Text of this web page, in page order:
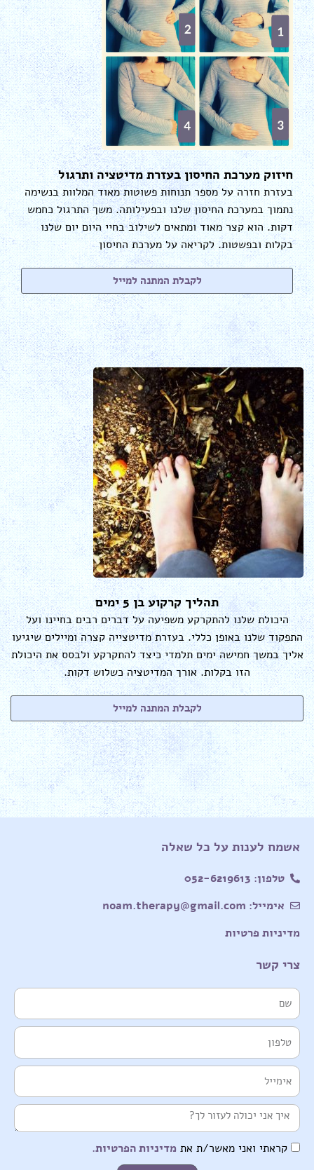
חיזוק מערכת החיסון בעזרת מדיטציה ותרגול
בעזרת חזרה על מספר תנוחות פשוטות מאוד המלוות בנשימה
נתמוך במערכת החיסון שלנו ובפעילותה. משך התרגול כחמש
דקות. הוא קצר מאוד ומתאים לשילוב בחיי היום יום שלנו
בקלות ובפשטות. לקריאה על מערכת החיסון
לקבלת המתנה למייל
תהליך קרקוע בן 5 ימים
היכולת שלנו להתקרקע משפיעה על דברים רבים בחיינו ועל
התפקוד שלנו באופן כללי. בעזרת מדיטצייה קצרה ומיילים שיגיעו
אליך במשך חמישה ימים תלמדי כיצד להתקרקע ולבסס את היכולת
הזו בקלות. אורך המדיטציה כשלוש דקות.
לקבלת המתנה למייל
אשמח לענות על כל שאלה
טלפון: 052-6219613
אימייל: noam.therapy@gmail.com
מדיניות פרטיות
צרי קשר
שם
טלפון
אימייל
הודעה
קראתי ואני מאשר/ת את מדיניות הפרטיות.